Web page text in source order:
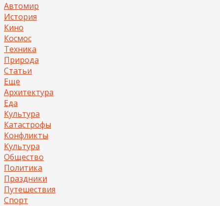
Автомир
История
Кино
Космос
Техника
Природа
Статьи
Еще
Архитектура
Еда
Культура
Катастрофы
Конфликты
Культура
Общество
Политика
Праздники
Путешествия
Спорт